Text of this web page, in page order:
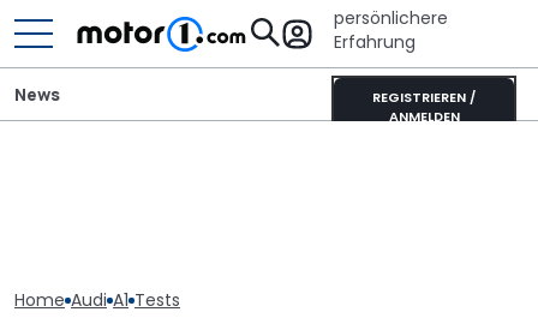
persönlichere
Erfahrung
REGISTRIEREN /
ANMELDEN
News
Home Audi A1 Tests